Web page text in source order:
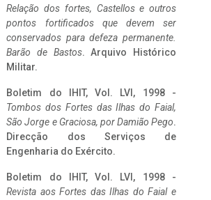
Relação dos fortes, Castellos e outros
pontos fortificados que devem ser
conservados para defeza permanente.
Barão de Bastos. Arquivo Histórico
Militar.
Boletim do IHIT, Vol. LVI, 1998 -
Tombos dos Fortes das Ilhas do Faial,
São Jorge e Graciosa, por Damião Pego.
Direcção dos Serviços de
Engenharia do Exército.
Boletim do IHIT, Vol. LVI, 1998 -
Revista aos Fortes das Ilhas do Faial e